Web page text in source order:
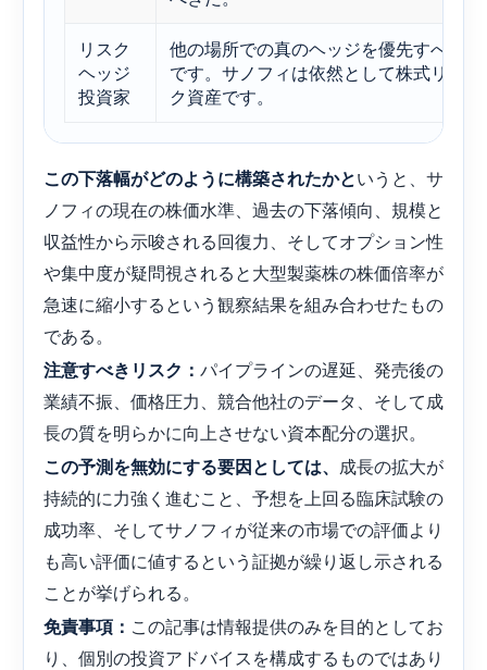
リスク
ヘッジ
投資家
他の場所での真のヘッジを優先すべき
です。サノフィは依然として株式リス
ク資産です。
この下落幅がどのように構築されたかというと、サ
ノフィの現在の株価水準、過去の下落傾向、規模と
収益性から示唆される回復力、そしてオプション性
や集中度が疑問視されると大型製薬株の株価倍率が
急速に縮小するという観察結果を組み合わせたもの
である。
注意すべきリスク： パイプラインの遅延、発売後の
業績不振、価格圧力、競合他社のデータ、そして成
長の質を明らかに向上させない資本配分の選択。
この予測を無効にする要因としては、
成長の拡大が
持続的に力強く進むこと、予想を上回る臨床試験の
成功率、そしてサノフィが従来の市場での評価より
も高い評価に値するという証拠が繰り返し示される
ことが挙げられる。
免責事項： この記事は情報提供のみを目的としてお
り、個別の投資アドバイスを構成するものではあり